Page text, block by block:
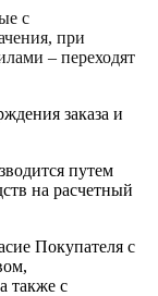
с
при
– переходят
заказа и
путем
на расчетный
Покупателя с
также с